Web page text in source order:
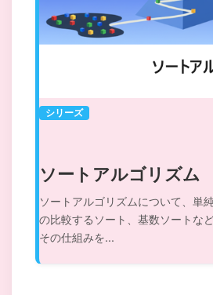
シリーズ
ソートアルゴリズム
ソートアルゴリズムについて、単
の比較するソート、基数ソートな
その仕組みを...